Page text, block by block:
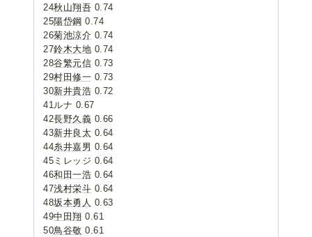
24秋山翔吾 0.74
25陽岱鋼 0.74
26菊池涼介 0.74
27鈴木大地 0.74
28谷繁元信 0.73
29村田修一 0.73
30新井貴浩 0.72
41ルナ 0.67
42長野久義 0.66
43新井良太 0.64
44糸井嘉男 0.64
45ミレッジ 0.64
46和田一浩 0.64
47浅村栄斗 0.64
48坂本勇人 0.63
49中田翔 0.61
50鳥谷敬 0.61